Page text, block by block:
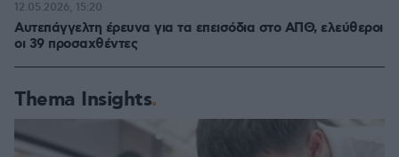
Αυτεπάγγελτη έρευνα για τα επεισόδια στο ΑΠΘ, ελεύθεροι
οι 39 προσαχθέντες
12.05.2026, 15:20
Thema Insights